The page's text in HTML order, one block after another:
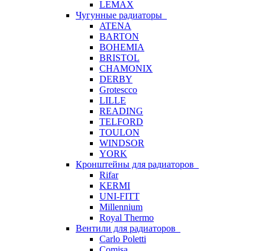
LEMAX
Чугунные радиаторы
ATENA
BARTON
BOHEMIA
BRISTOL
CHAMONIX
DERBY
Grotescco
LILLE
READING
TELFORD
TOULON
WINDSOR
YORK
Кронштейны для радиаторов
Rifar
KERMI
UNI-FITT
Millennium
Royal Thermo
Вентили для радиаторов
Carlo Poletti